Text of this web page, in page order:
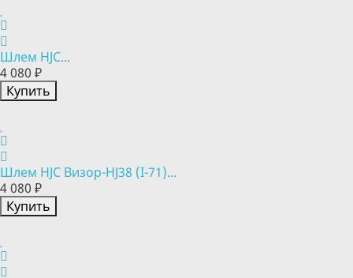
Шлем HJC...
4 080 ₽
Купить
Шлем HJC Визор-HJ38 (I-71)...
4 080 ₽
Купить